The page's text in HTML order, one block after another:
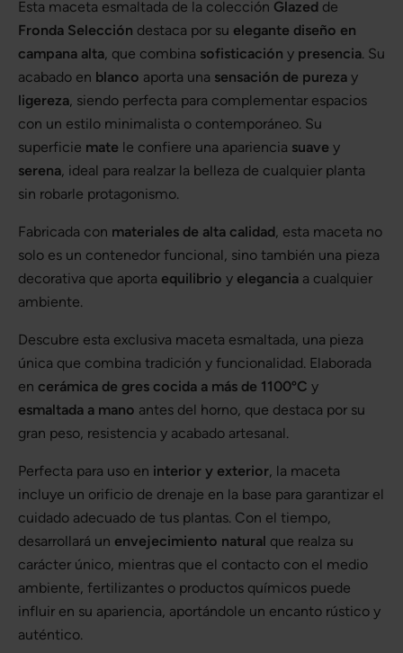
Esta maceta esmaltada de la colección Glazed de
Fronda Selección destaca por su elegante diseño en
campana alta, que combina sofisticación y presencia. Su
acabado en blanco aporta una sensación de pureza y
ligereza, siendo perfecta para complementar espacios
con un estilo minimalista o contemporáneo. Su
superficie mate le confiere una apariencia suave y
serena, ideal para realzar la belleza de cualquier planta
sin robarle protagonismo.
Fabricada con materiales de alta calidad, esta maceta no
solo es un contenedor funcional, sino también una pieza
decorativa que aporta equilibrio y elegancia a cualquier
ambiente.
Descubre esta exclusiva maceta esmaltada, una pieza
única que combina tradición y funcionalidad. Elaborada
en cerámica de gres cocida a más de 1100ºC y
esmaltada a mano antes del horno, que destaca por su
gran peso, resistencia y acabado artesanal.
Perfecta para uso en interior y exterior, la maceta
incluye un orificio de drenaje en la base para garantizar el
cuidado adecuado de tus plantas. Con el tiempo,
desarrollará un envejecimiento natural que realza su
carácter único, mientras que el contacto con el medio
ambiente, fertilizantes o productos químicos puede
influir en su apariencia, aportándole un encanto rústico y
auténtico.